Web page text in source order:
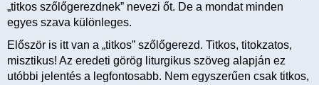
„titkos szőlőgerezdnek” nevezi őt. De a mondat minden
egyes szava különleges.
Először is itt van a „titkos” szőlőgerezd. Titkos, titokzatos,
misztikus! Az eredeti görög liturgikus szöveg alapján ez
utóbbi jelentés a legfontosabb. Nem egyszerűen csak titkos,